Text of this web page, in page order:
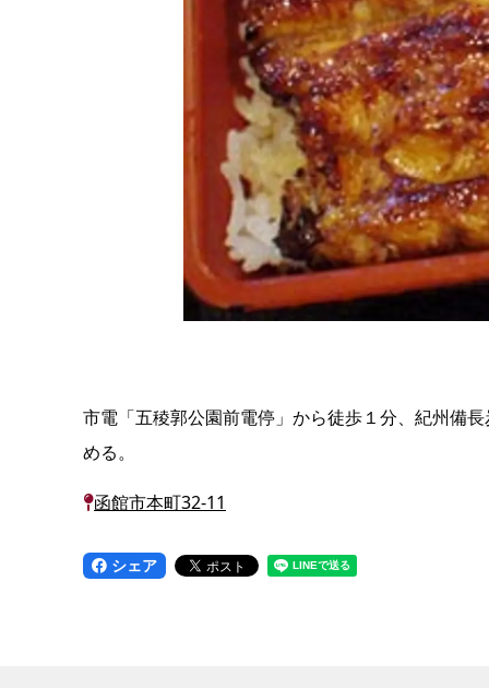
市電「五稜郭公園前電停」から徒歩１分、紀州備
める。
函館市本町32-11
シェア